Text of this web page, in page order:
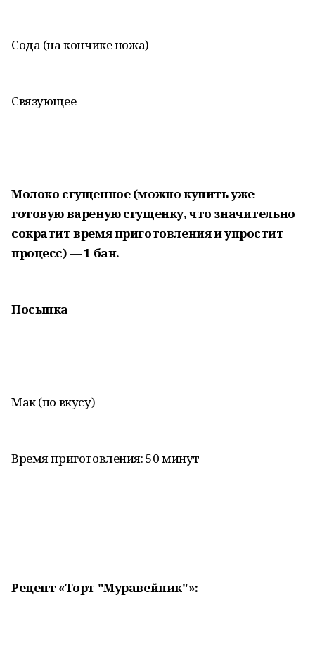
Сода (на кончике ножа)
Связующее
Молоко сгущенное (можно купить уже
готовую вареную сгущенку, что значительно
сократит время приготовления и упростит
процесс) — 1 бан.
Посыпка
Мак (по вкусу)
Время приготовления: 50 минут
Рецепт «Торт "Муравейник"»: